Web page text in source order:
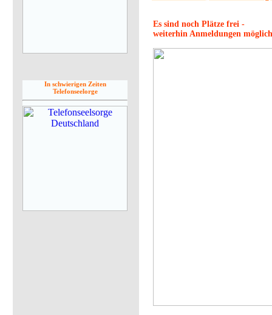
In schwierigen Zeiten
Telefonseelorge
Es sind noch Plätze frei -
weiterhin Anmeldungen